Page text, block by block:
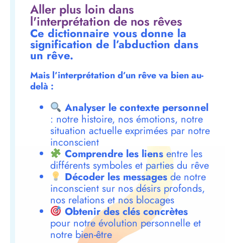
Aller plus loin dans
l'interprétation de nos rêves
Ce dictionnaire vous donne la
signification de l’abduction dans
un rêve.
Mais l’interprétation d’un rêve va bien au-
delà :
Analyser le contexte personnel
: notre histoire, nos émotions, notre
situation actuelle exprimées par notre
inconscient
Comprendre les liensentre les
différents symboles et parties du rêve
Décoder les messagesde notre
inconscient sur nos désirs profonds,
nos relations et nos blocages
Obtenir des clés concrètes
pour notre évolution personnelle et
notre bien-être